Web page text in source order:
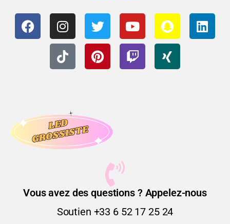
Vous avez des questions ? Appelez-nous
Soutien +33 6 52 17 25 24